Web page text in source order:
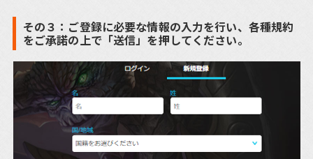
その３：ご登録に必要な情報の入力を行い、各種規約
をご承諾の上で「送信」を押してください。